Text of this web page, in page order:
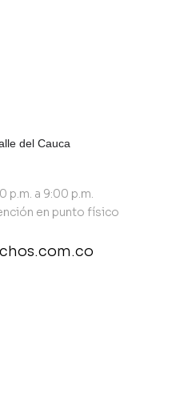
del Cauca
p.m. a 9:00 p.m.
en punto físico